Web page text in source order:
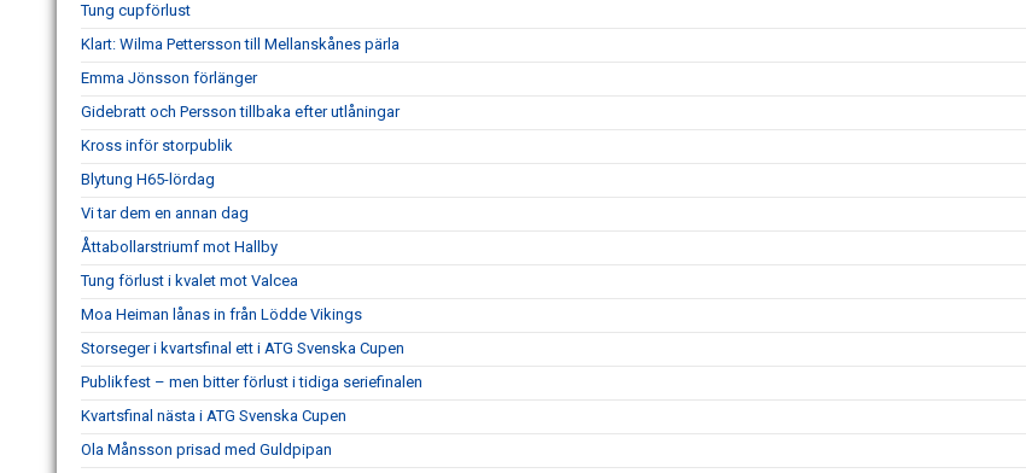
Tung cupförlust
Klart: Wilma Pettersson till Mellanskånes pärla
Emma Jönsson förlänger
Gidebratt och Persson tillbaka efter utlåningar
Kross inför storpublik
Blytung H65-lördag
Vi tar dem en annan dag
Åttabollarstriumf mot Hallby
Tung förlust i kvalet mot Valcea
Moa Heiman lånas in från Lödde Vikings
Storseger i kvartsfinal ett i ATG Svenska Cupen
Publikfest – men bitter förlust i tidiga seriefinalen
Kvartsfinal nästa i ATG Svenska Cupen
Ola Månsson prisad med Guldpipan